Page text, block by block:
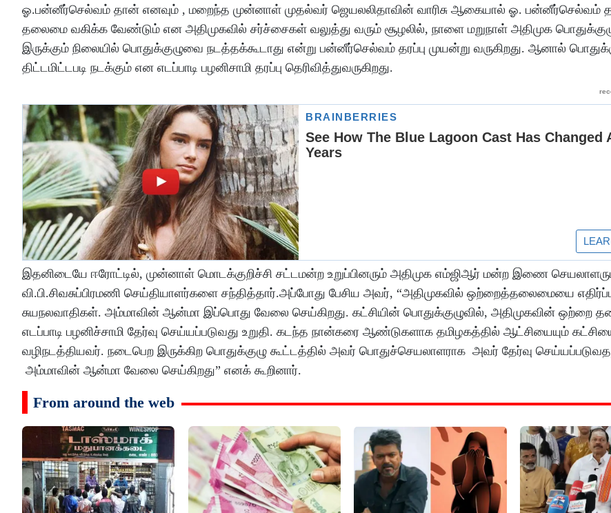
ஓ.பன்னீர்செல்வம் தான் எனவும் , மறைந்த முன்னாள் முதல்வர் ஜெயலலிதாவின் வாரிசு ஆகையால் ஓ. பன்னீர்செல்வம்
தலைமை வகிக்க வேண்டும் என அதிமுகவில் சர்ச்சைகள் வலுத்து வரும் சூழலில், நாளை மறுநாள் அதிமுக
இருக்கும் நிலையில் பொதுக்குழுவை நடத்தக்கூடாது என்று பன்னீர்செல்வம் தரப்பு முயன்று வருகிறது. ஆனால்
திட்டமிட்டபடி நடக்கும் என எடப்பாடி பழனிசாமி தரப்பு தெரிவித்துவருகிறது.
இதனிடையே ஈரோட்டில், முன்னாள் மொடக்குறிச்சி சட்டமன்ற உறுப்பினரும் அதிமுக எம்ஜிஆர் மன்ற இணை
வி.பி.சிவசுப்பிரமணி செய்தியாளர்களை சந்தித்தார்.அப்போது பேசிய அவர், “அதிமுகவில் ஒற்றைத்தலைமையை
சுயநலவாதிகள். அம்மாவின் ஆன்மா இப்பொது வேலை செய்கிறது. கட்சியின் பொதுக்குழுவில், அதிமுகவின் ஒற்றை
எடப்பாடி பழனிச்சாமி தேர்வு செய்யப்படுவது உறுதி. கடந்த நான்கரை ஆண்டுகளாக தமிழகத்தில் ஆட்சியையும்
வழிநடத்தியவர். நடைபெற இருக்கிற பொதுக்குழு கூட்டத்தில் அவர் பொதுச்செயலாளராக அவர் தேர்வு
அம்மாவின் ஆன்மா வேலை செய்கிறது” எனக் கூறினார்.
From around the web